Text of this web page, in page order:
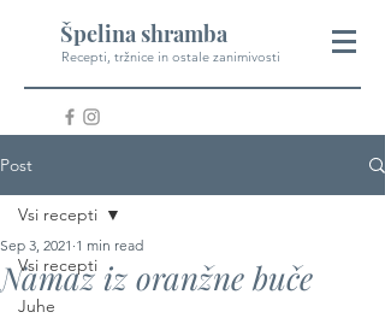
Špelina shramba
Recepti, tržnice in ostale zanimivosti
Post
Vsi recepti
Juhe
Vsi recepti
Namaz iz oranžne buče
Sep 3, 2021 1 min read